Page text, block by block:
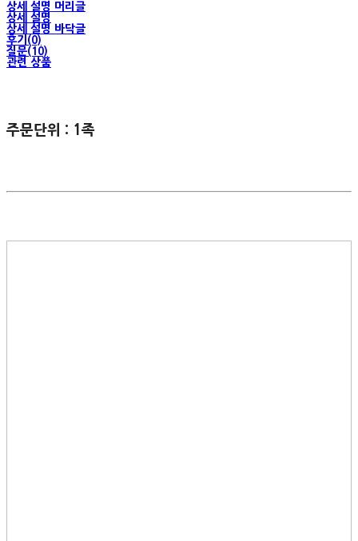
상세 설명 머리글
상세 설명
상세 설명 바닥글
후기(0)
질문(10)
관련 상품
주문단위 : 1족